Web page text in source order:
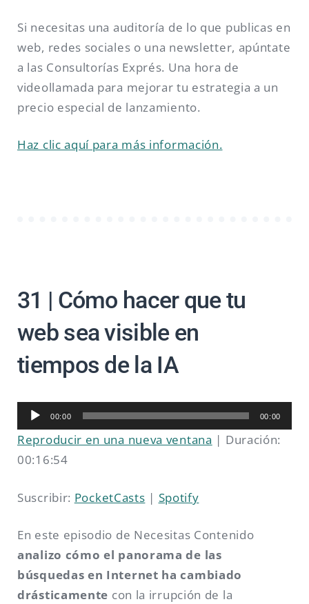
Si necesitas una auditoría de lo que publicas en
web, redes sociales o una newsletter, apúntate
a las Consultorías Exprés. Una hora de
videollamada para mejorar tu estrategia a un
precio especial de lanzamiento.
Haz clic aquí para más información.
31 | Cómo hacer que tu
web sea visible en
tiempos de la IA
Reproductor
de
audio
00:00 00:00
Reproducir en una nueva ventana | Duración:
00:16:54
Suscribir: PocketCasts | Spotify
En este episodio de Necesitas Contenido
analizo cómo el panorama de las
búsquedas en Internet ha cambiado
drásticamente con la irrupción de la